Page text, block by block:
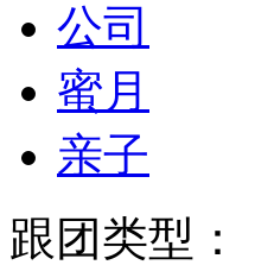
公司
蜜月
亲子
跟团类型：